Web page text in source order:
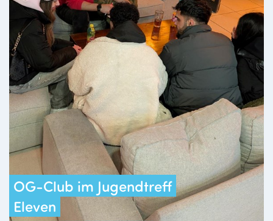
OG-Club im Jugendtreff
Eleven